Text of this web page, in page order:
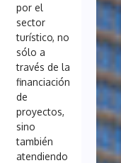
por el
sector
turístico, no
sólo a
través de la
financiación
de
proyectos,
sino
también
atendiendo